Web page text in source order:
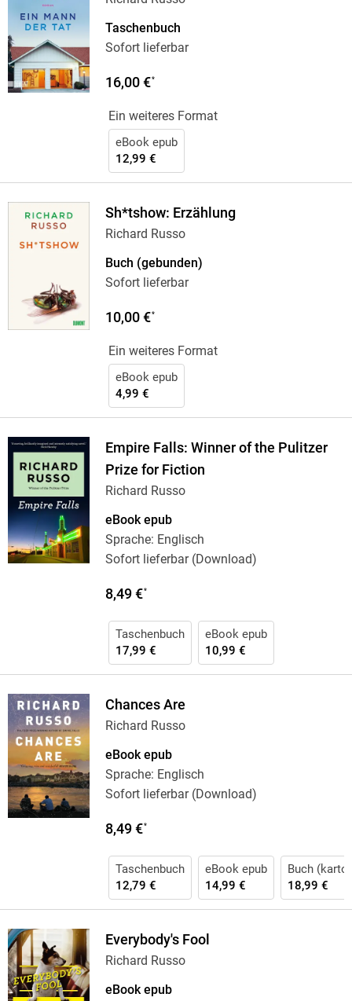
Taschenbuch
Sofort lieferbar
16,00 €*
Ein weiteres Format
eBook epub
12,99 €
Sh*tshow: Erzählung
Richard Russo
Buch (gebunden)
Sofort lieferbar
10,00 €*
Ein weiteres Format
eBook epub
4,99 €
Empire Falls: Winner of the Pulitzer
Prize for Fiction
Richard Russo
eBook epub
Sprache: Englisch
Sofort lieferbar (Download)
8,49 €*
Taschenbuch
17,99 €
eBook epub
10,99 €
Chances Are
Richard Russo
eBook epub
Sprache: Englisch
Sofort lieferbar (Download)
8,49 €*
Taschenbuch
12,79 €
eBook epub
14,99 €
Buch
18,99 €
Everybody's Fool
Richard Russo
eBook epub